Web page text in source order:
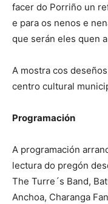
facer do Porriño un
e para os nenos e
que serán eles quen
A mostra cos
centro cultural
Programación
A programación
lectura do pregón
The Turre´s Band,
Anchoa, Charanga